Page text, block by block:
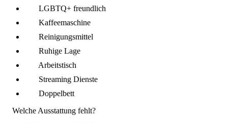
LGBTQ+ freundlich
Kaffee­maschine
Reinigungsmittel
Ruhige Lage
Arbeitstisch
Streaming Dienste
Doppelbett
Welche Ausstattung fehlt?